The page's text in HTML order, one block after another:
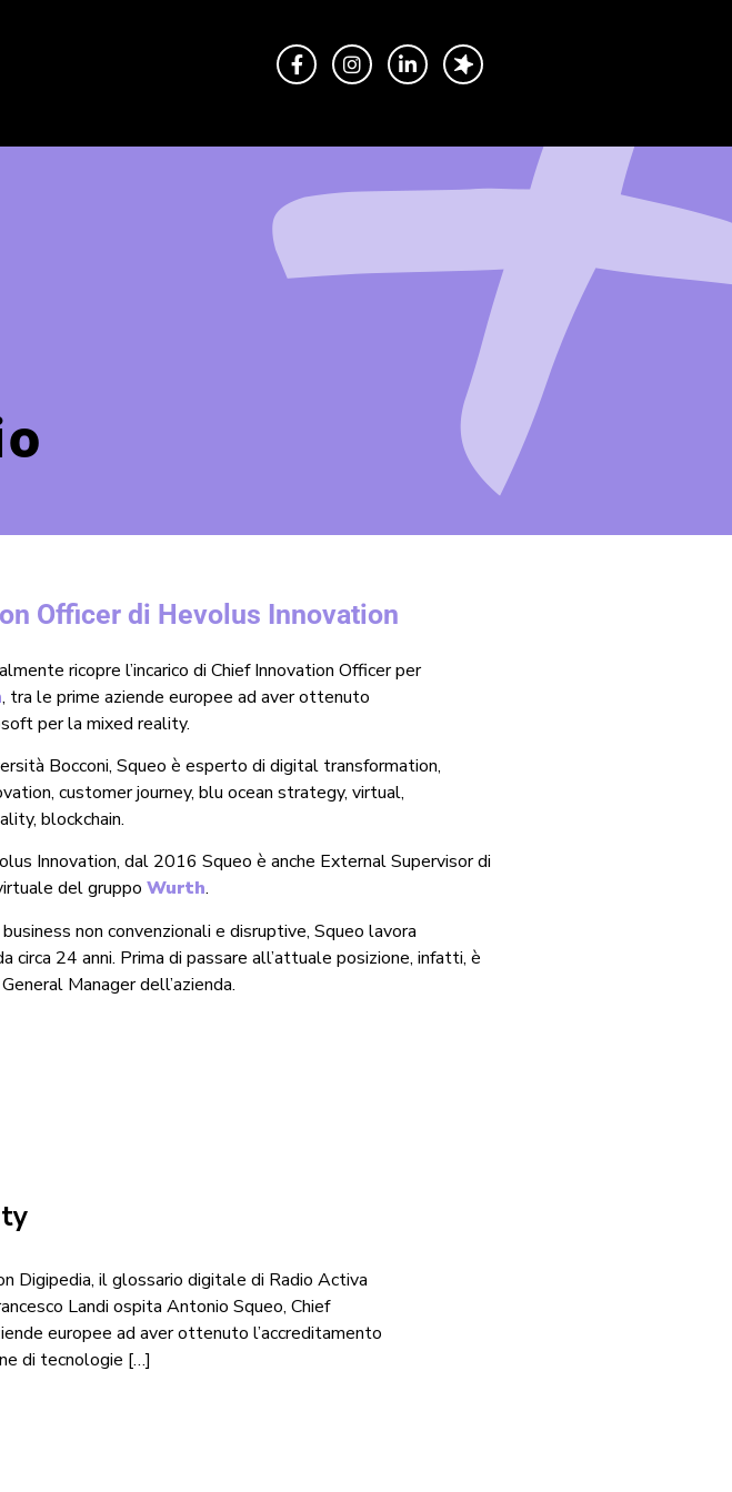
Officer di Hevolus Innovation
ricopre l’incarico di Chief Innovation Officer per
, tra le prime aziende europee ad aver ottenuto
per la mixed reality.
Bocconi, Squeo è esperto di digital transformation,
customer journey, blu ocean strategy, virtual,
blockchain.
Innovation, dal 2016 Squeo è anche External Supervisor di
del gruppo Wurth.
non convenzionali e disruptive, Squeo lavora
circa 24 anni. Prima di passare all’attuale posizione, infatti, è
Manager dell’azienda.
il glossario digitale di Radio Activa
Landi ospita Antonio Squeo, Chief
europee ad aver ottenuto l’accreditamento
di tecnologie […]